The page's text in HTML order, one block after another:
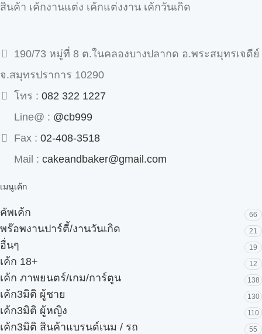
สินค้า เค้กงานแต่ง เค้กแต่งงาน เค้กวันเกิด
190/73 หมู่ที่ 8 ต.ในคลองบางปลากด อ.พระสมุทรเจดีย์
จ.สมุทรปราการ 10290
โทร : 082 322 1227
Line@ : @cb999
Fax : 02-408-3518
Mail : cakeandbaker@gmail.com
เมนูเค้ก
คัพเค้ก 66
พร๊อพงานปาร์ตี้/งานวันเกิด 21
อื่นๆ 19
เค้ก 18+ 12
เค้ก ภาพยนตร์/เกม/การ์ตูน 138
เค้ก3มิติ ผู้ชาย 130
เค้ก3มิติ ผู้หญิง 110
เค้ก3มิติ สินค้าแบรนด์เนม / รถ 55